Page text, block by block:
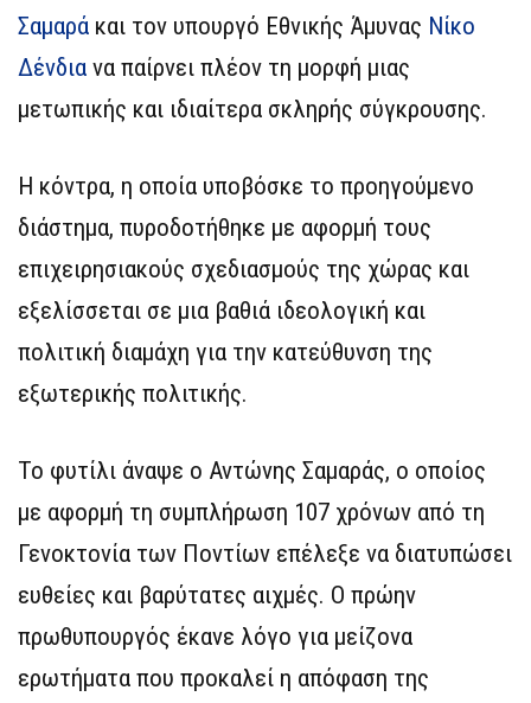
Σαμαρά και τον υπουργό Εθνικής Άμυνας Νίκο
Δένδια να παίρνει πλέον τη μορφή μιας
μετωπικής και ιδιαίτερα σκληρής σύγκρουσης.
Η κόντρα, η οποία υποβόσκε το προηγούμενο
διάστημα, πυροδοτήθηκε με αφορμή τους
επιχειρησιακούς σχεδιασμούς της χώρας και
εξελίσσεται σε μια βαθιά ιδεολογική και
πολιτική διαμάχη για την κατεύθυνση της
εξωτερικής πολιτικής.
Το φυτίλι άναψε ο Αντώνης Σαμαράς, ο οποίος
με αφορμή τη συμπλήρωση 107 χρόνων από τη
Γενοκτονία των Ποντίων επέλεξε να διατυπώσει
ευθείες και βαρύτατες αιχμές. Ο πρώην
πρωθυπουργός έκανε λόγο για μείζονα
ερωτήματα που προκαλεί η απόφαση της